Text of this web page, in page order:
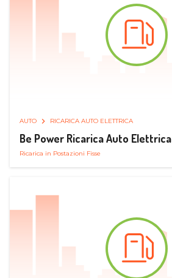
AUTO RICARICA AUTO ELETTRICA
Be Power Ricarica Auto Elettrica
Ricarica in Postazioni Fisse